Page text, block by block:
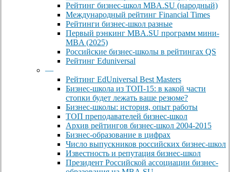
Рейтинг бизнес-школ MBA.SU (народный)
Международный рейтинг Financial Times
Рейтинги бизнес-школ разные
Первый рэнкинг MBA.SU программ мини-
MBA (2025)
Российские бизнес-школы в рейтингах QS
Рейтинг Eduniversal
—
Рейтинг EdUniversal Best Masters
Бизнес-школа из ТОП-15: в какой части
стопки будет лежать ваше резюме?
Бизнес-школы: история, опыт работы
ТОП преподавателей бизнес-школ
Архив рейтингов бизнес-школ 2004-2015
Бизнес-образование в цифрах
Число выпускников российских бизнес-школ
Известность и репутация бизнес-школ
Президент Российской ассоциации бизнес-